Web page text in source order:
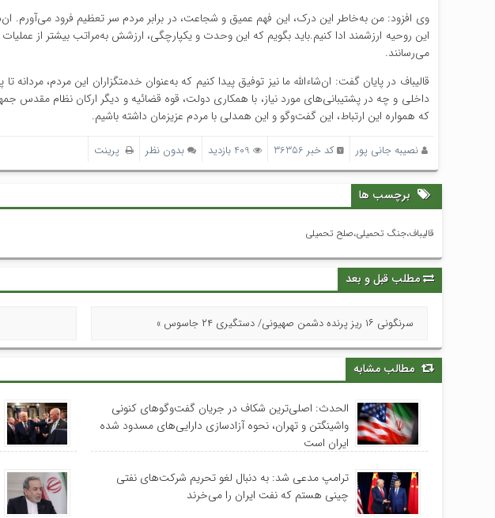
وی افزود: من به‌خاطر این درک، این فهم عمیق و شجاعت، در برابر مردم سر تعظیم فرود می‌آورم.
این روحیه ارزشمند ادا کنیم.باید بگویم که این وحدت و یکپارچگی، ارزشش به‌مراتب بیشتر از عملیات
می‌رسانند.
قالیباف در پایان گفت: ان‌شاءالله ما نیز توفیق پیدا کنیم که به‌عنوان خدمتگزاران این مردم،
داخلی و چه در پشتیبانی‌های مورد نیاز، با همکاری دولت، قوه قضائیه و دیگر ارکان نظام مقدس
که همواره این ارتباط، این گفت‌وگو و این همدلی با مردم عزیزمان داشته باشیم.
نصیبه جانی پور کد خبر 36356 بدون نظر پرینت
برچسب ها
قالیباف،جنگ تحمیلی،صلح تحمیلی
مطلب قبل و بعد
سرنگونی ۱۶ ریز پرنده دشمن صهیونی/ دستگیری ۲۴ جاسوس »
مطالب مشابه
الحدث: اصلی‌ترین شکاف در جریان گفت‌وگوهای کنونی
واشینگتن و تهران، نحوه آزادسازی دارایی‌های مسدود شده
ایران است
ترامپ مدعی شد: به دنبال لغو تحریم‌ شرکت‌های نفتی
چینی هستم که نفت ایران را می‌خرند